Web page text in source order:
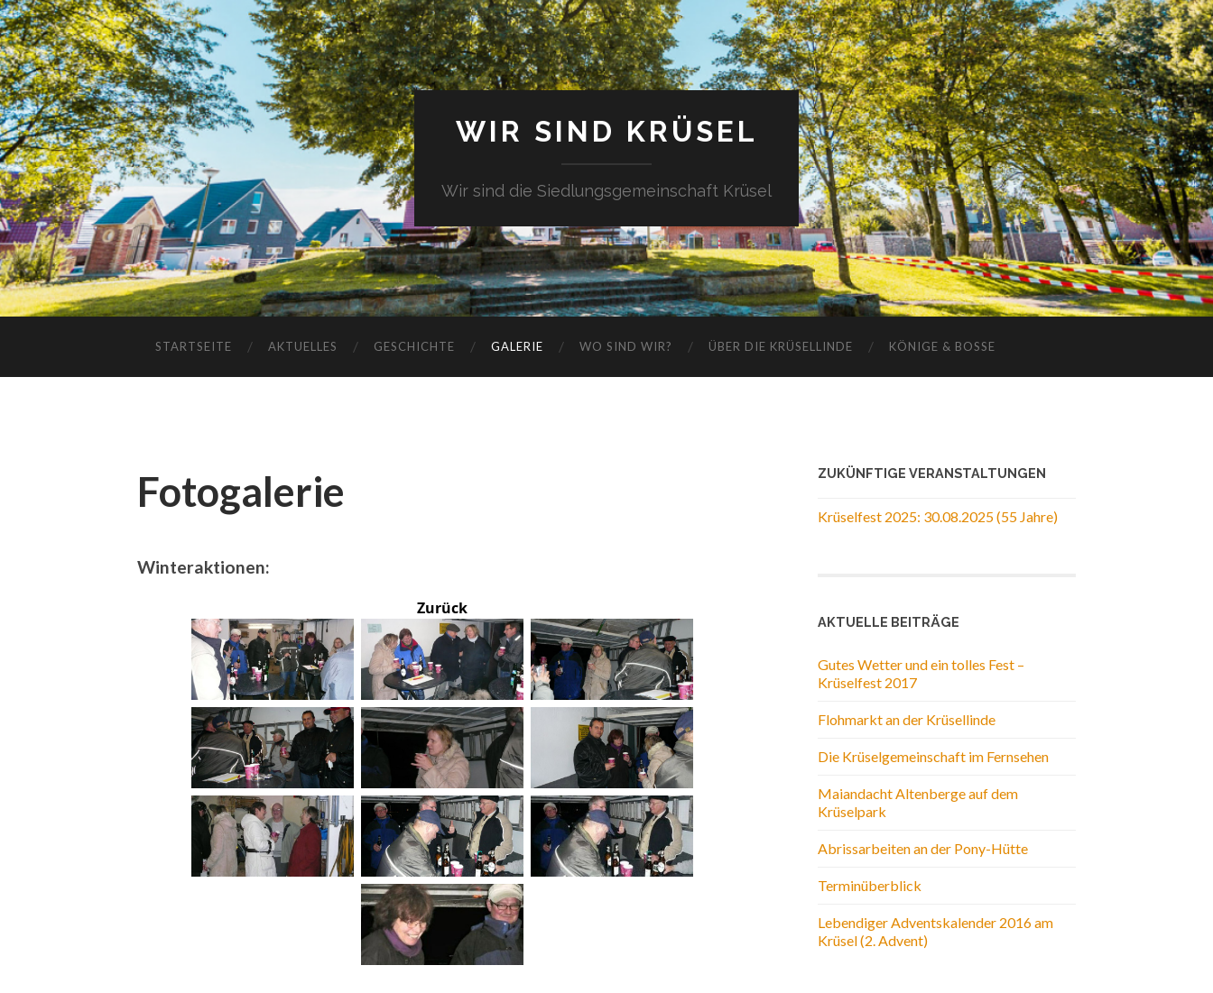
WIR SIND KRÜSEL
Wir sind die Siedlungsgemeinschaft Krüsel
STARTSEITE AKTUELLES GESCHICHTE GALERIE WO SIND WIR? ÜBER DIE KRÜSELLINDE KÖNIGE & BOSSE
Fotogalerie
Winteraktionen:
Zurück
ZUKÜNFTIGE VERANSTALTUNGEN
Krüselfest 2025: 30.08.2025 (55 Jahre)
AKTUELLE BEITRÄGE
Gutes Wetter und ein tolles Fest –
Krüselfest 2017
Flohmarkt an der Krüsellinde
Die Krüselgemeinschaft im Fernsehen
Maiandacht Altenberge auf dem
Krüselpark
Abrissarbeiten an der Pony-Hütte
Terminüberblick
Lebendiger Adventskalender 2016 am
Krüsel (2. Advent)